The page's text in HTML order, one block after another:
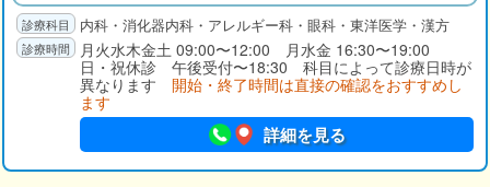
場所にあります。駐車場は15台分のご用意があります。
す。また眼科での白内障・緑内障の手術や胃腸科での胃・大腸
のポリープ・癌のポリペクトミー及び粘膜切除術切除などは最
新の設備で日帰り手術を行っています。
内科・消化器内科・アレルギー科・眼科・東洋医学・漢方
月火水木金土 09:00〜12:00 月水金 16:30〜19:00
日・祝休診 午後受付〜18:30 科目によって診療日時が
異なります 開始・終了時間は直接の確認をおすすめし
ます
詳細を見る